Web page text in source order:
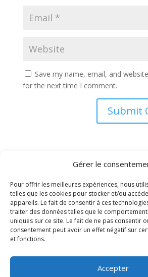
Gérer le
Pour offrir les meilleures expériences, nous
telles que les cookies pour stocker et/ou
appareils. Le fait de consentir à ces
traiter des données telles que le
uniques sur ce site. Le fait de ne pas consentir
consentement peut avoir un effet négatif sur
et fonctions.
Accepter
Save my name, email, and
for the next time I comment.
PRELCO